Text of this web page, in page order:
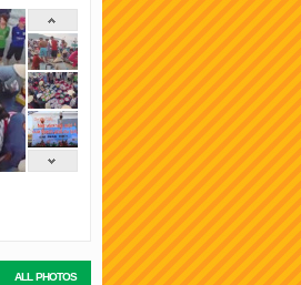
ALL PHOTOS